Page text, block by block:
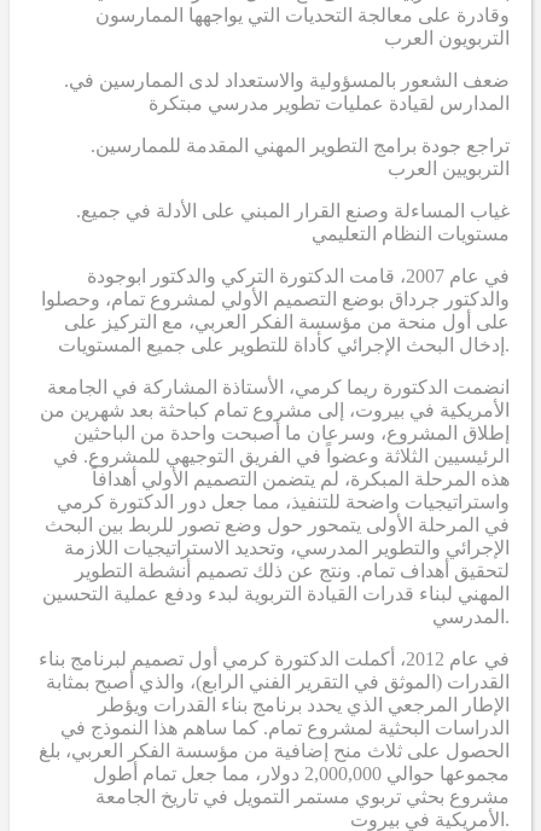
وقادرة على معالجة التحديات التي يواجهها الممارسون
التربويون العرب
.ضعف الشعور بالمسؤولية والاستعداد لدى الممارسين في
المدارس لقيادة عمليات تطوير مدرسي مبتكرة
.تراجع جودة برامج التطوير المهني المقدمة للممارسين
التربويين العرب
.غياب المساءلة وصنع القرار المبني على الأدلة في جميع
مستويات النظام التعليمي
في عام 2007، قامت الدكتورة التركي والدكتور ابوجودة
والدكتور جرداق بوضع التصميم الأولي لمشروع تمام، وحصلوا
على أول منحة من مؤسسة الفكر العربي، مع التركيز على
إدخال البحث الإجرائي كأداة للتطوير على جميع المستويات.
انضمت الدكتورة ريما كرمي، الأستاذة المشاركة في الجامعة
الأمريكية في بيروت، إلى مشروع تمام كباحثة بعد شهرين من
إطلاق المشروع، وسرعان ما أصبحت واحدة من الباحثين
الرئيسيين الثلاثة وعضواً في الفريق التوجيهي للمشروع. في
هذه المرحلة المبكرة، لم يتضمن التصميم الأولي أهدافاً
واستراتيجيات واضحة للتنفيذ، مما جعل دور الدكتورة كرمي
في المرحلة الأولى يتمحور حول وضع تصور للربط بين البحث
الإجرائي والتطوير المدرسي، وتحديد الاستراتيجيات اللازمة
لتحقيق أهداف تمام. ونتج عن ذلك تصميم أنشطة التطوير
المهني لبناء قدرات القيادة التربوية لبدء ودفع عملية التحسين
المدرسي.
في عام 2012، أكملت الدكتورة كرمي أول تصميم لبرنامج بناء
القدرات (الموثق في التقرير الفني الرابع)، والذي أصبح بمثابة
الإطار المرجعي الذي يحدد برنامج بناء القدرات ويؤطر
الدراسات البحثية لمشروع تمام. كما ساهم هذا النموذج في
الحصول على ثلاث منح إضافية من مؤسسة الفكر العربي، بلغ
مجموعها حوالي 2,000,000 دولار، مما جعل تمام أطول
مشروع بحثي تربوي مستمر التمويل في تاريخ الجامعة
الأمريكية في بيروت.